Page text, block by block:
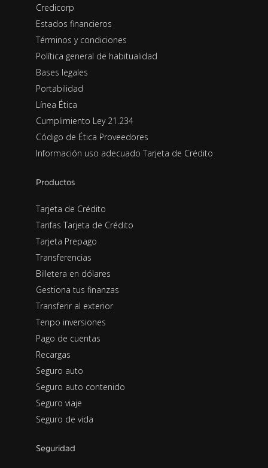
Credicorp
Estados financieros
Términos y condiciones
Política general de habitualidad
Bases legales
Portabilidad
Línea Ética
Cumplimiento Ley 21.234
Código de Ética Proveedores
Información uso adecuado Tarjeta de Crédito
Productos
Tarjeta de Crédito
Tarifas Tarjeta de Crédito
Tarjeta Prepago
Transferencias
Billetera en dólares
Gestiona tus finanzas
Transferir al exterior
Tenpo inversiones
Pago de cuentas
Recargas
Seguro auto
Seguro auto contenido
Seguro viaje
Seguro de vida
Seguridad